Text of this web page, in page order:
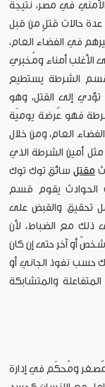
في مصر، نتيجةً
عدة حالات قتلٍ من قبل
في الفضاء العام،
الأغلب أمناء ومُخبري
قسم الشرطة يستطيع
إلى القتل، وهو
فهو عُرضة يوميّة
العام، ومن خلال
أمين الشرطة الذي
مقتل سائق توك توك
الحوادث يقوم قسم
تحقيق والقبض على
ذلك مع الضباط، لأن
شخصٌ أو آخر حتى إن كان
حسب نفوذ الجاني أو
والمتشابكة
ومُحكّم في إدارة